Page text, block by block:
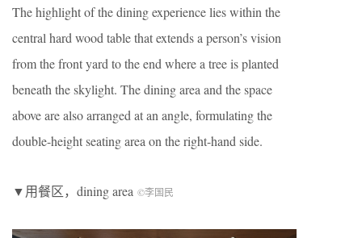
The highlight of the dining experience lies within the
central hard wood table that extends a person’s vision
from the front yard to the end where a tree is planted
beneath the skylight. The dining area and the space
above are also arranged at an angle, formulating the
double-height seating area on the right-hand side.
▼用餐区，dining area ©李国民